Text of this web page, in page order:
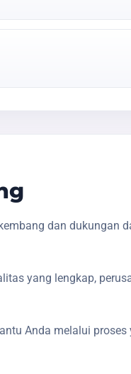
dan dukungan
yang lengkap,
Anda melalui